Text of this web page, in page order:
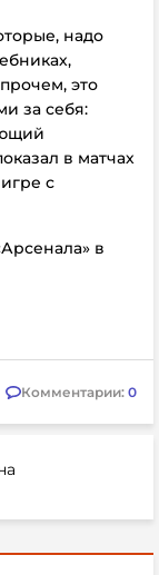
надо
это
за себя:
в матчах
с
в
Комментарии: 0